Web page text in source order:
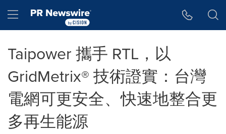
Hamburger menu
Taipower 攜手 RTL，以
GridMetrix® 技術證實：台灣
電網可更安全、快速地整合更
多再生能源